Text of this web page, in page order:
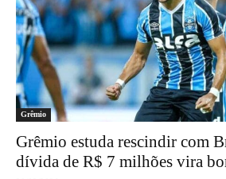
Grêmio
Grêmio estuda rescindir com
dívida de R$ 7 milhões vira